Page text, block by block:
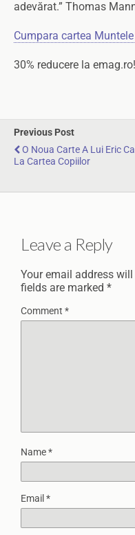
adevărat.” Thomas
Cumpara cartea
30% reducere la emag.ro!
Previous Post
O Noua Carte A Lui Eric
La Cartea Copiilor
Leave a Reply
Your email address
fields are marked *
Comment *
Name*
Email *